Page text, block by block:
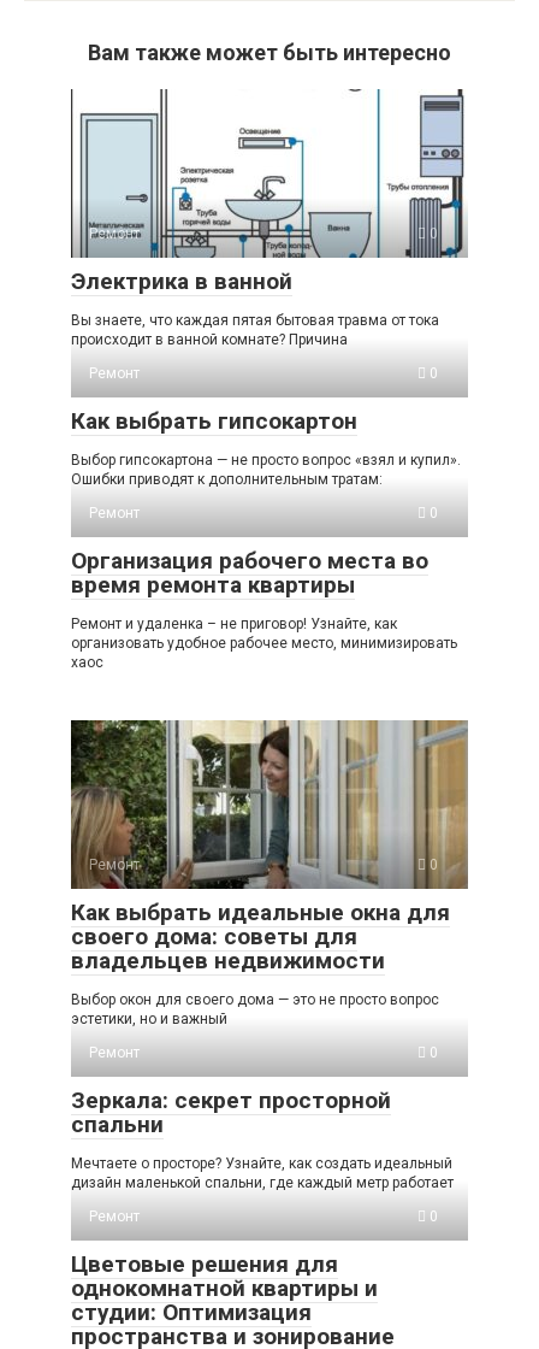
Вам также может быть интересно
Ремонт 0
Электрика в ванной
Вы знаете, что каждая пятая бытовая травма от тока
происходит в ванной комнате? Причина
Ремонт
0
Как выбрать гипсокартон
Выбор гипсокартона — не просто вопрос «взял и купил».
Ошибки приводят к дополнительным тратам:
Ремонт
0
Организация рабочего места во
время ремонта квартиры
Ремонт и удаленка – не приговор! Узнайте, как
организовать удобное рабочее место, минимизировать
хаос
Ремонт 0
Как выбрать идеальные окна для
своего дома: советы для
владельцев недвижимости
Выбор окон для своего дома — это не просто вопрос
эстетики, но и важный
Ремонт
0
Зеркала: секрет просторной
спальни
Мечтаете о просторе? Узнайте, как создать идеальный
дизайн маленькой спальни, где каждый метр работает
Ремонт
0
Цветовые решения для
однокомнатной квартиры и
студии: Оптимизация
пространства и зонирование